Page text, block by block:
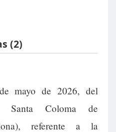
(2)
mayo de 2026, del
Santa Coloma de
referente a la